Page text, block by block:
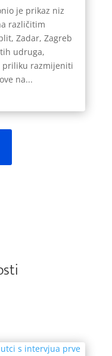
je prikaz niz
različitim
Zadar, Zagreb
udruga,
priliku razmijeniti
na...